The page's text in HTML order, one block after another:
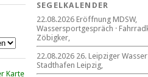
22. August 2026
beim CYCM
für alle Segler am See
Mitteldeutsche Segelwoche
22. – 30. August 2026 in Sachsen
SEGELKALENDER
22.08.2026 Eröffnung MDSW,
Wassersportgespräch ·
Zöbigker,
22.08.2026 26. Leipziger
Stadthafen Leipzig,